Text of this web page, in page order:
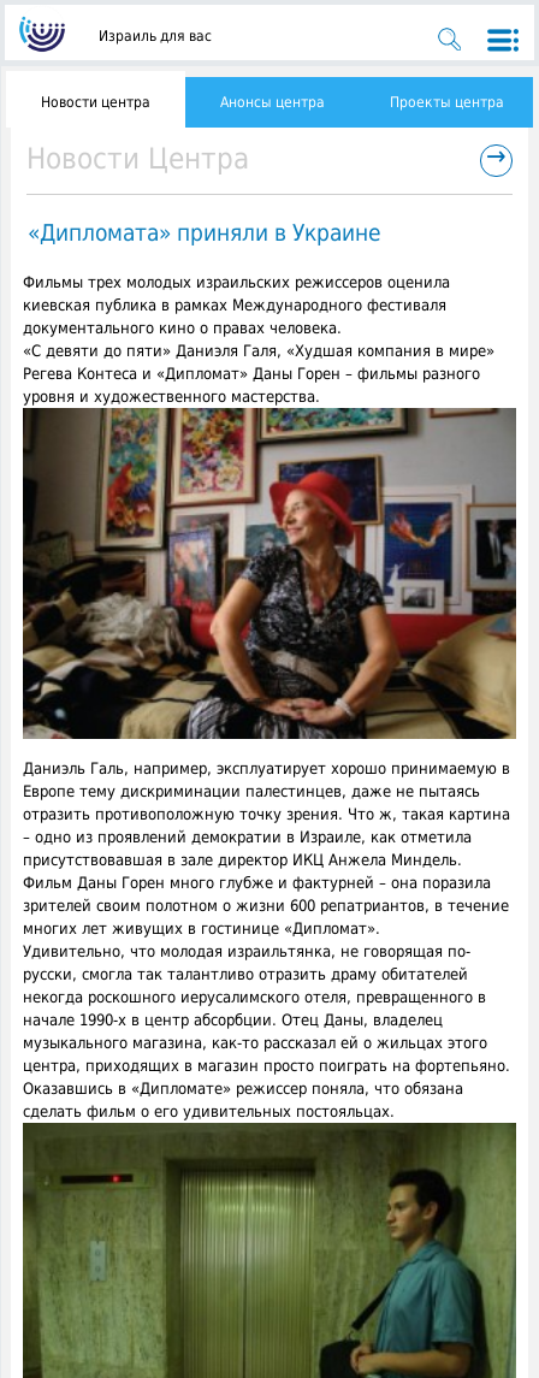
Израиль для вас
Новости центра Анонсы центра Проекты центра
Новости Центра →
«Дипломата» приняли в Украине
Фильмы трех молодых израильских режиссеров оценила
киевская публика в рамках Международного фестиваля
документального кино о правах человека.
«С девяти до пяти» Даниэля Галя, «Худшая компания в мире»
Регева Контеса и «Дипломат» Даны Горен – фильмы разного
уровня и художественного мастерства.
Даниэль Галь, например, эксплуатирует хорошо принимаемую в
Европе тему дискриминации палестинцев, даже не пытаясь
отразить противоположную точку зрения. Что ж, такая картина
– одно из проявлений демократии в Израиле, как отметила
присутствовавшая в зале директор ИКЦ Анжела Миндель.
Фильм Даны Горен много глубже и фактурней – она поразила
зрителей своим полотном о жизни 600 репатриантов, в течение
многих лет живущих в гостинице «Дипломат».
Удивительно, что молодая израильтянка, не говорящая по-
русски, смогла так талантливо отразить драму обитателей
некогда роскошного иерусалимского отеля, превращенного в
начале 1990-х в центр абсорбции. Отец Даны, владелец
музыкального магазина, как-то рассказал ей о жильцах этого
центра, приходящих в магазин просто поиграть на фортепьяно.
Оказавшись в «Дипломате» режиссер поняла, что обязана
сделать фильм о его удивительных постояльцах.